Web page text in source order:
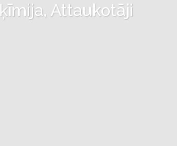
Attaukotāji